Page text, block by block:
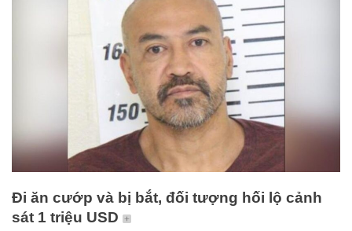
Đi ăn cướp và bị bắt, đối tượng hối lộ cảnh
sát 1 triệu USD